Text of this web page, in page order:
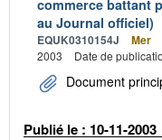
commerce battant
au Journal officiel)
EQUK0310154J Mer
2003
Date de
Document
Publié le : 10-11-2003